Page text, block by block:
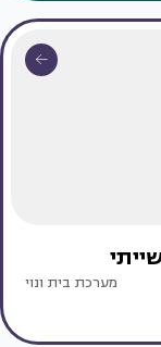
מערכת בית ונוי